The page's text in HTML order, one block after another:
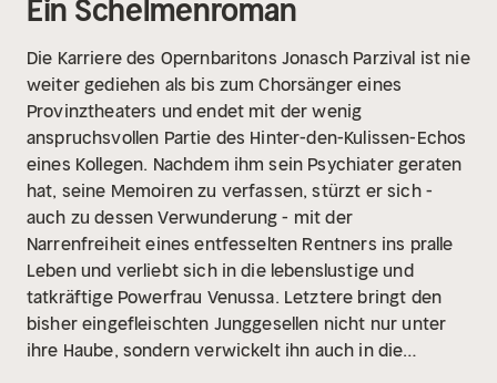
Ein Schelmenroman
Die Karriere des Opernbaritons Jonasch Parzival ist nie
weiter gediehen als bis zum Chorsänger eines
Provinztheaters und endet mit der wenig
anspruchsvollen Partie des Hinter-den-Kulissen-Echos
eines Kollegen. Nachdem ihm sein Psychiater geraten
hat, seine Memoiren zu verfassen, stürzt er sich -
auch zu dessen Verwunderung - mit der
Narrenfreiheit eines entfesselten Rentners ins pralle
Leben und verliebt sich in die lebenslustige und
tatkräftige Powerfrau Venussa. Letztere bringt den
bisher eingefleischten Junggesellen nicht nur unter
ihre Haube, sondern verwickelt ihn auch in die